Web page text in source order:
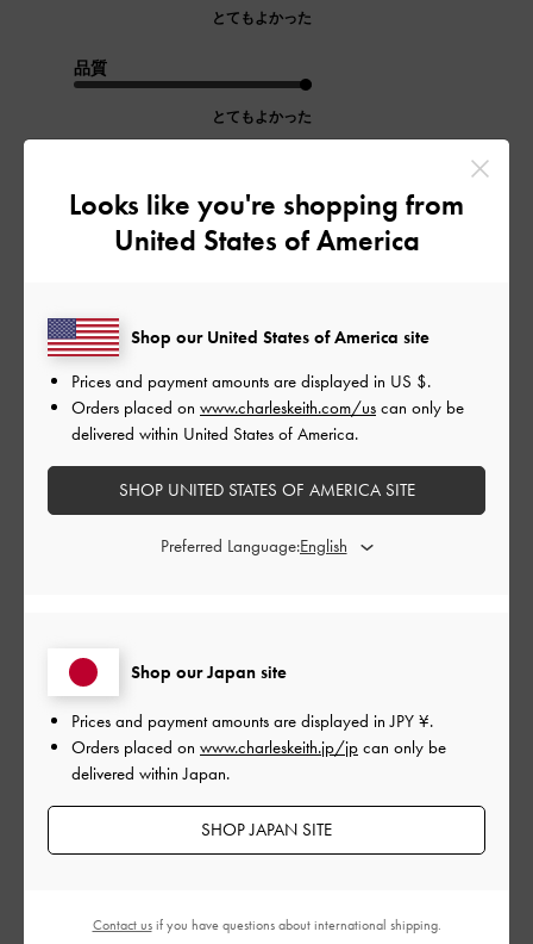
とてもよかった
品質
とてもよかった
このレビューは役に立ちましたか？
ご利用者様
歩きやすい
デザインもカジュアルすぎず、いろんな系統と合わせやすいで
デザイン
とてもよかった
品質
2024-08-10
Looks like you're shopping from
United States of America
Shop our Japan site
Prices and payment amounts are displayed inJPY ¥.
Orders placed on www.charleskeith.jp/jp can only be
delivered within Japan.
SHOP JAPAN SITE
Shop our United States of America site
Prices and payment amounts are displayed in US $.
Orders placed on www.charleskeith.com/us can only be
delivered within United States of America.
SHOP UNITED STATES OF AMERICA SITE
Preferred Language:
Contact usif you have questions about international shipping.